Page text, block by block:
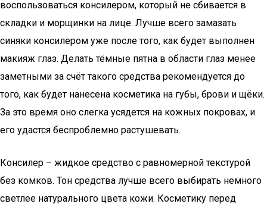
воспользоваться консилером, который не сбивается в
складки и морщинки на лице. Лучше всего замазать
синяки консилером уже после того, как будет выполнен
макияж глаз. Делать тёмные пятна в области глаз менее
заметными за счёт такого средства рекомендуется до
того, как будет нанесена косметика на губы, брови и щёки.
За это время оно слегка усядется на кожных покровах, и
его удастся беспроблемно растушевать.
Консилер – жидкое средство с равномерной текстурой
без комков. Тон средства лучше всего выбирать немного
светлее натурального цвета кожи. Косметику перед